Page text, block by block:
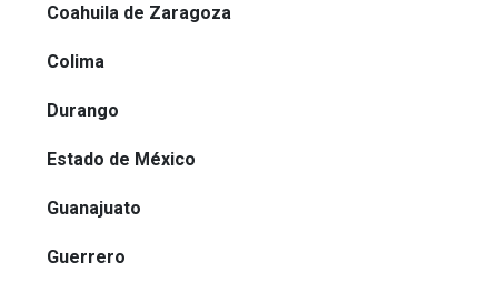
Coahuila de Zaragoza
Colima
Durango
Estado de México
Guanajuato
Guerrero